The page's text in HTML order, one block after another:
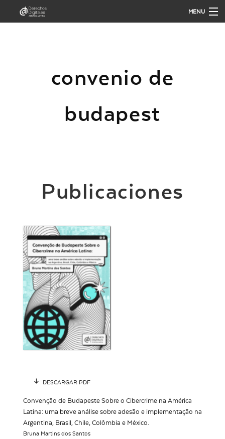
MENU
QUÉ HACEMOS
PUBLICACIONES
convenio de
budapest
Publicaciones
DESCARGAR PDF
Convenção de Budapeste Sobre o Cibercrime na América
Latina: uma breve análise sobre adesão e implementação na
Argentina, Brasil, Chile, Colômbia e México.
Bruna Martins dos Santos